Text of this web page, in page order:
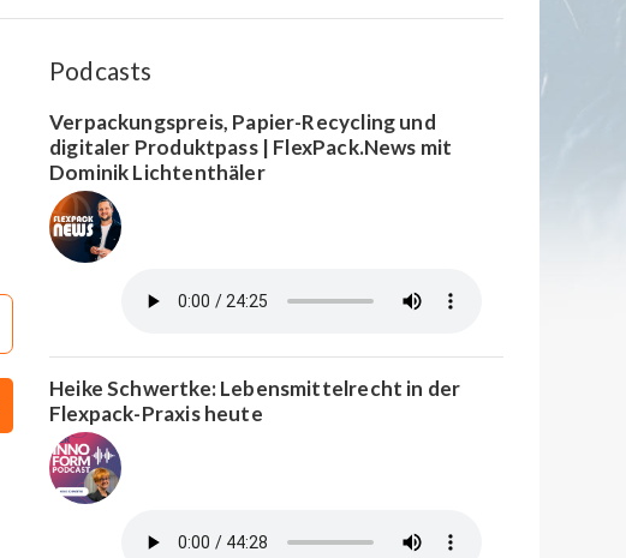
Podcasts
Verpackungspreis, Papier-Recycling und
digitaler Produktpass | FlexPack.News mit
Dominik Lichtenthäler
Heike Schwertke: Lebensmittelrecht in der
Flexpack-Praxis heute